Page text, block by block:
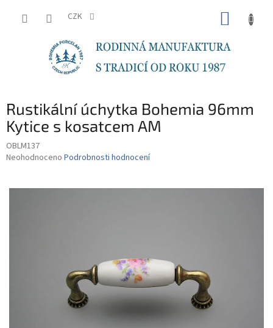
CZK
Rustikální úchytka Bohemia 96mm
Kytice s kosatcem AM
OBLM137
Průměrné
je
Neohodnoceno Podrobnosti hodnocení